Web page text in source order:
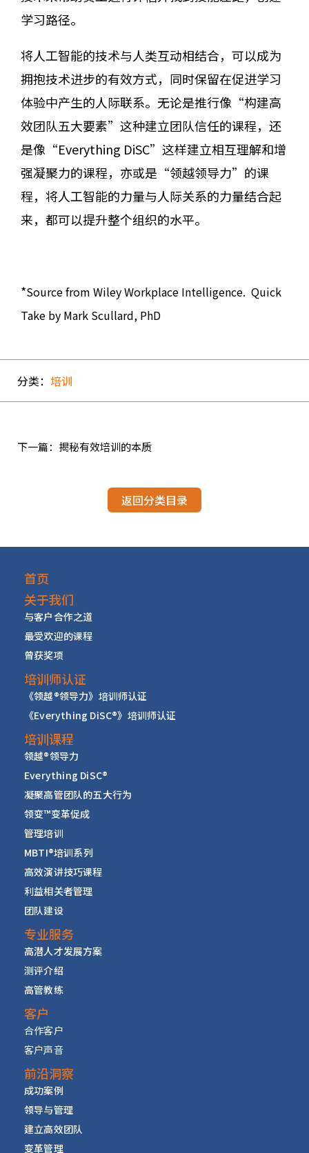
学习路径。
将人工智能的技术与人类互动相结合，可以成为
拥抱技术进步的有效方式，同时保留在促进学习
体验中产生的人际联系。无论是推行像“构建高
效团队五大要素”这种建立团队信任的课程，还
是像“Everything DiSC”这样建立相互理解和增
强凝聚力的课程，亦或是“领越领导力”的课
程，将人工智能的力量与人际关系的力量结合起
来，都可以提升整个组织的水平。
*Source from Wiley Workplace Intelligence. Quick
Take by Mark Scullard, PhD
分类： 培训
下一篇：揭秘有效培训的本质
返回分类目录
首页
关于我们
与客户合作之道
最受欢迎的课程
曾获奖项
培训师认证
《领越®领导力》培训师认证
《Everything DiSC®》培训师认证
培训课程
领越®领导力
Everything DiSC®
凝聚高管团队的五大行为
领变™变革促成
管理培训
MBTI®培训系列
高效演讲技巧课程
利益相关者管理
团队建设
专业服务
高潜人才发展方案
测评介绍
高管教练
客户
合作客户
客户声音
前沿洞察
成功案例
领导与管理
建立高效团队
变革管理